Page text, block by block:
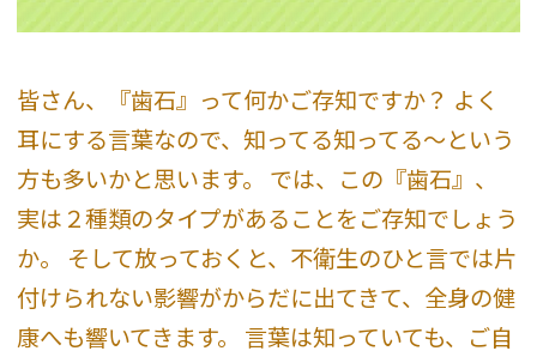
皆さん、『歯石』って何かご存知ですか？ よく
耳にする言葉なので、知ってる知ってる〜という
方も多いかと思います。 では、この『歯石』、
実は２種類のタイプがあることをご存知でしょう
か。 そして放っておくと、不衛生のひと言では片
付けられない影響がからだに出てきて、全身の健
康へも響いてきます。 言葉は知っていても、ご自